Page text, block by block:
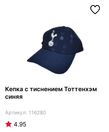
Кепка с тиснением Тоттенхэм
синяя
116280
4.95